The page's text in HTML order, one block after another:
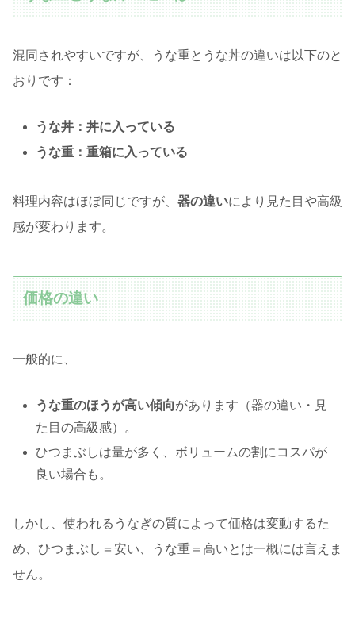
混同されやすいですが、うな重とうな丼の違いは以下のと
おりです：
うな丼：丼に入っている
うな重：重箱に入っている
料理内容はほぼ同じですが、 器の違いにより見た目や高級
感が変わります。
価格の違い
一般的に、
うな重のほうが高い傾向があります（器の違い・見
た目の高級感）。
ひつまぶしは量が多く、ボリュームの割にコスパが
良い場合も。
しかし、使われるうなぎの質によって価格は変動するた
め、ひつまぶし＝安い、うな重＝高いとは一概には言えま
せん。